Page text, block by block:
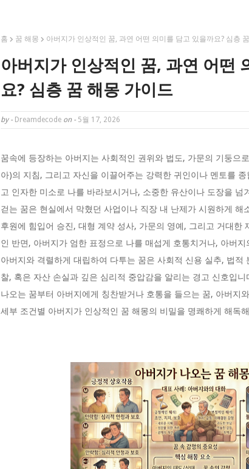
홈 꿈 해몽 아버지가 인상적인 꿈, 과연 어떤 의미를 담고 있을까요? 심층
아버지가 인상적인 꿈, 과연 어떤
요? 심층 꿈 해몽 가이드
by - Dreamdecode on - 5월 17, 2026
꿈속에 등장하는 아버지는 사회적인 권위와 법도, 가문의 기둥으
아)의 지침, 그리고 자신을 이끌어주는 강력한 귀인이나 멘토를
고 인자한 미소로 나를 바라보시거나, 소중한 유산이나 도장을 넘
걷는 꿈은 현실에서 막혔던 사업이나 직장 내 난제가 시원하게 해
후원에 힘입어 승진, 대형 계약 성사, 가문의 영예, 그리고 거대한
인 반면, 아버지가 엄한 표정으로 나를 매섭게 호통치거나, 아버
아버지와 격렬하게 대립하여 다투는 꿈은 사회적 신용 실추, 법적
찰, 혹은 자산 손실과 깊은 심리적 중압감을 알리는 경고 신호입
나오는 꿈부터 아버지에게 칭찬받거나 호통을 들으는 꿈, 아버지
세부 조건별 아버지가 인상적인 꿈 해몽의 비밀을 명쾌하게 해독